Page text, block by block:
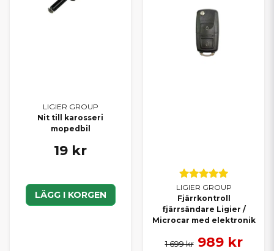
toppskick med originaldelar från fabrik.
LIGIER GROUP
Nit till karosseri
mopedbil
19 kr
LÄGG I KORGEN
LIGIER GROUP
Fjärrkontroll
fjärrsändare Ligier /
Microcar med elektronik
1 699 kr 989 kr